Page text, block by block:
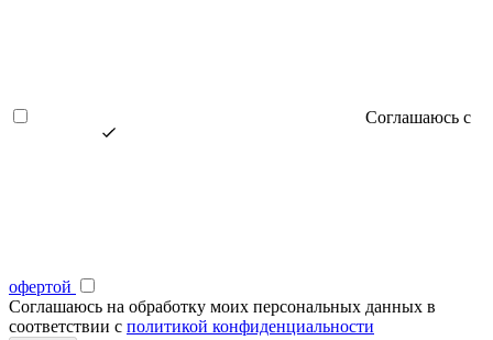
Соглашаюсь с
офертой
Соглашаюсь на обработку моих персональных данных в
соответствии с политикой конфиденциальности